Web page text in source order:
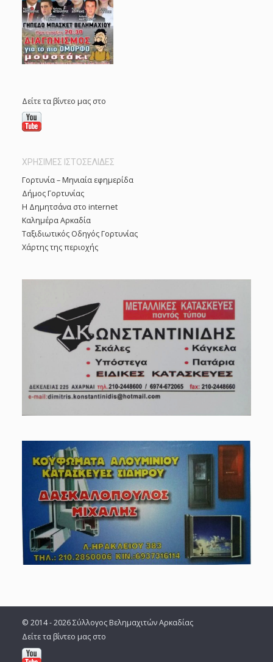
Δείτε τα βίντεο μας στο
ΧΡΗΣΙΜΕΣ ΙΣΤΟΣΕΛΙΔΕΣ
Γορτυνία – Μηνιαία εφημερίδα
Δήμος Γορτυνίας
Η Δημητσάνα στο internet
Καλημέρα Αρκαδία
Ταξιδιωτικός Οδηγός Γορτυνίας
Χάρτης της περιοχής
© 2014 - 2026 Σύλλογος Βελημαχιτών Αρκαδίας
Δείτε τα βίντεο μας στο